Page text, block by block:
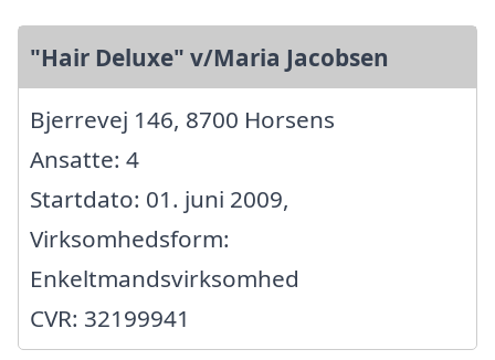
"Hair Deluxe" v/Maria Jacobsen
Bjerrevej 146, 8700 Horsens
Ansatte: 4
Startdato: 01. juni 2009,
Virksomhedsform:
Enkeltmandsvirksomhed
CVR: 32199941